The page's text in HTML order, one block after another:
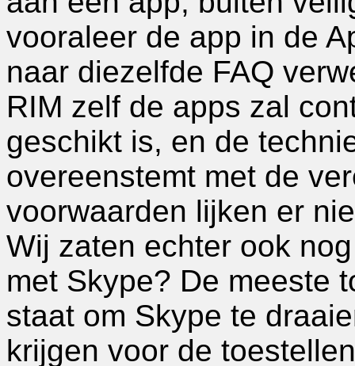
vooraleer de app in de
naar diezelfde FAQ
RIM zelf de apps zal
geschikt is, en de
overeenstemt met de
voorwaarden lijken er
Wij zaten echter ook
met Skype? De meeste
staat om Skype te
krijgen voor de